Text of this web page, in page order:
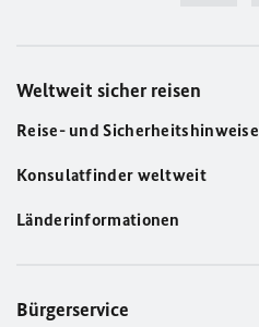
Weltweit sicher reisen
Reise- und Sicherheitshinweise
Konsulatfinder weltweit
Länderinformationen
Bürgerservice